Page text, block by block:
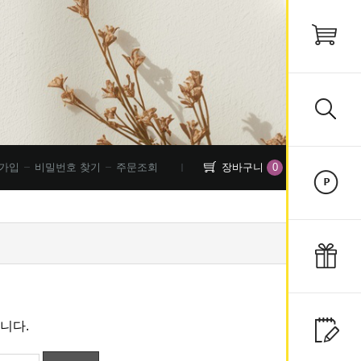
장바구니 0
주문조회
비밀번호 찾기
입
다.